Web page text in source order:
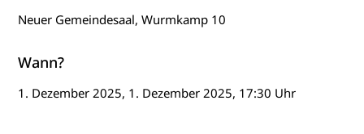
Neuer Gemeindesaal, Wurmkamp 10
Wann?
1. Dezember 2025, 1. Dezember 2025, 17:30 Uhr